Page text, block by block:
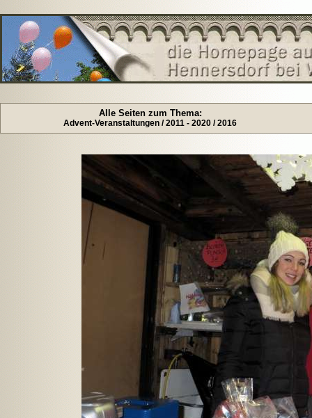
Alle Seiten zum Thema:
Advent-Veranstaltungen / 2011 - 2020 / 2016